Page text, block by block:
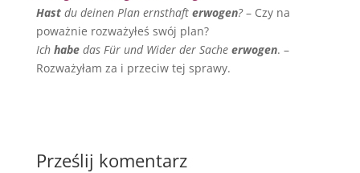
Hastdu deinen Plan ernsthaft erwogen?– Czy na
poważnie rozważyłeś swój plan?
Ich habedas Für und Wider der Sache erwogen. –
Rozważyłam za i przeciw tej sprawy.
Prześlij komentarz